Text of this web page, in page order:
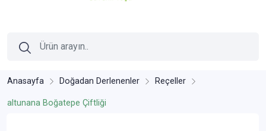
Anasayfa Doğadan Derlenenler Reçeller
altunana Boğatepe Çiftliği